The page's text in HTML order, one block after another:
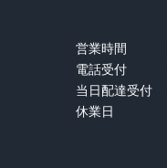
営業時間
電話受付
当日配達受付
休業日